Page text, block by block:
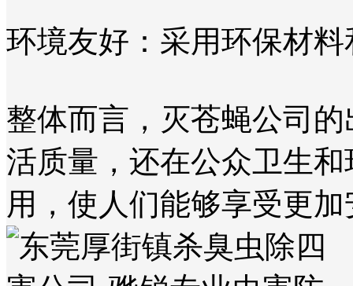
环境友好：采用环保材
整体而言，灭苍蝇公司
活质量，还在公众卫生
用，使人们能够享受更